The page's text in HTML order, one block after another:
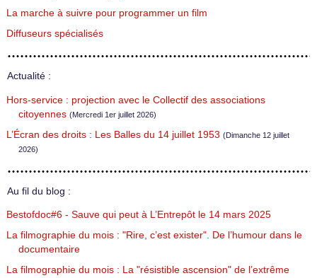
La marche à suivre pour programmer un film
Diffuseurs spécialisés
Actualité :
Hors-service : projection avec le Collectif des associations
citoyennes (Mercredi 1er juillet 2026)
L’Écran des droits : Les Balles du 14 juillet 1953 (Dimanche 12 juillet
2026)
Au fil du blog :
Bestofdoc#6 - Sauve qui peut à L’Entrepôt le 14 mars 2025
La filmographie du mois : "Rire, c’est exister". De l’humour dans le
documentaire
La filmographie du mois : La "résistible ascension" de l’extrême